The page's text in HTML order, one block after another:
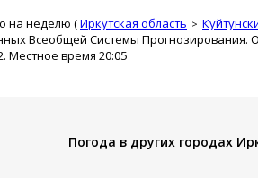
на неделю (Иркутская область
Всеобщей Системы Прогнозирования.
Местное время 20:05
Погода в других городах